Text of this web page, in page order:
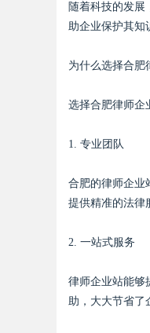
d
随着科技的发
助企业保护其知
为什么选择合肥
选择合肥律师企
1. 专业团队
合肥的律师企业
提供精准的法律
2. 一站式服务
律师企业站能够
助，大大节省了